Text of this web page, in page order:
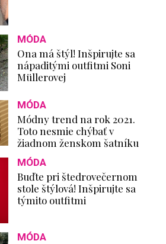
MÓDA
Ona má štýl! Inšpirujte sa
nápaditými outfitmi Soni
Müllerovej
MÓDA
Módny trend na rok 2021.
Toto nesmie chýbať v
žiadnom ženskom šatníku
MÓDA
Buďte pri štedrovečernom
stole štýlová! Inšpirujte sa
týmito outfitmi
MÓDA